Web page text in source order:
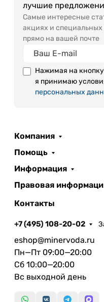
лучшие
Самые интересные
акциях и
прямо на вашей почте
Нажимая на
я принимаю
персональных
Компания
Помощь
Информация
Правовая
Контакты
+7 (495) 108-20-02
eshop@minervoda.ru
Пн—Пт 09:00—20:00
Сб 10:00—20:00
Вс выходной день